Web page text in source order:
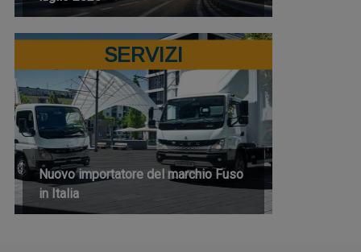
SERVIZI
Nuovo importatore del marchio Fuso
in Italia